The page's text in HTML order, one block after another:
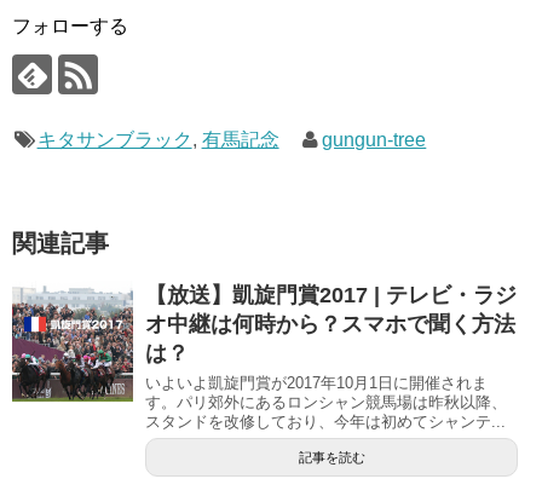
ウ
ィ
ン
ド
ウ
で
ま
す
て
く
い
ウ
)
ま
す
フォローする
キタサンブラック , 有馬記念 gungun-tree
関連記事
【放送】凱旋門賞2017 | テレビ・ラジ
オ中継は何時から？スマホで聞く方法
は？
いよいよ凱旋門賞が2017年10月1日に開催されま
す。パリ郊外にあるロンシャン競馬場は昨秋以降、
スタンドを改修しており、今年は初めてシャンテ...
記事を読む